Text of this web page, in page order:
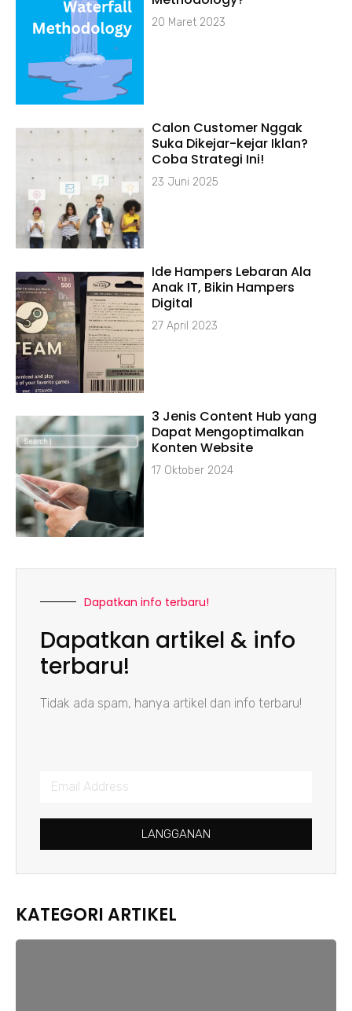
20 Maret 2023
Calon Customer Nggak
Suka Dikejar-kejar Iklan?
Coba Strategi Ini!
23 Juni 2025
Ide Hampers Lebaran Ala
Anak IT, Bikin Hampers
Digital
27 April 2023
3 Jenis Content Hub yang
Dapat Mengoptimalkan
Konten Website
17 Oktober 2024
Dapatkan info terbaru!
Dapatkan artikel & info
terbaru!
Tidak ada spam, hanya artikel dan info terbaru!
LANGGANAN
KATEGORI ARTIKEL